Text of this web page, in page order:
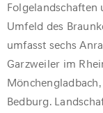
Umfeld des
umfasst sechs
Garzweiler im
Bedburg.